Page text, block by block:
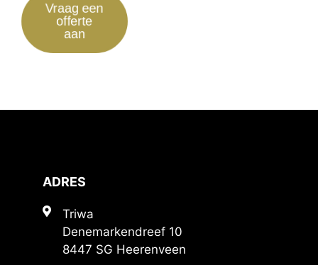
Vraag een
offerte
aan
ADRES
Triwa
Denemarkendreef 10
8447 SG Heerenveen